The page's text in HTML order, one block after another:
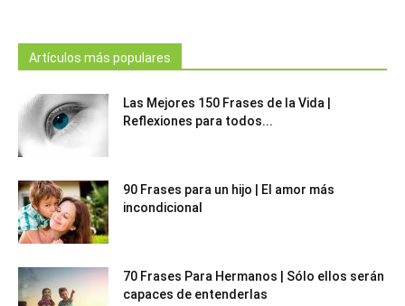
Artículos más populares
Las Mejores 150 Frases de la Vida |
Reflexiones para todos...
90 Frases para un hijo | El amor más
incondicional
70 Frases Para Hermanos | Sólo ellos serán
capaces de entenderlas